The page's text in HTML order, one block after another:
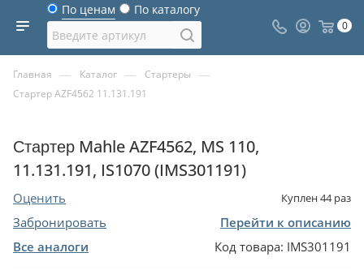
По ценам По каталогу
0
Главная — Каталог — Стартеры —
Стартер AZF4562 11.131.191
Стартер Mahle AZF4562, MS 110,
11.131.191, IS1070 (IMS301191)
Оценить Куплен44раз
Забронировать
Перейти к описанию
Все аналоги
Код товара: IMS301191